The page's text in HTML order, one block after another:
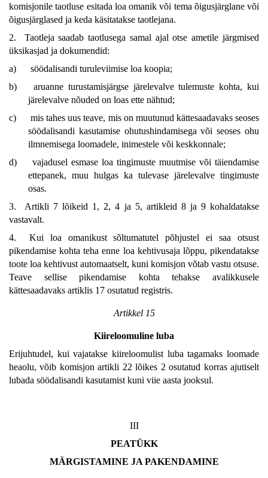
komisjonile taotluse esitada loa omanik või tema õigusjärglane või
õigusjärglased ja keda käsitatakse taotlejana.
2. Taotleja saadab taotlusega samal ajal otse ametile järgmised
üksikasjad ja dokumendid:
a)
söödalisandi turuleviimise loa koopia;
b)
aruanne turustamisjärgse järelevalve tulemuste kohta, kui
järelevalve nõuded on loas ette nähtud;
c)
mis tahes uus teave, mis on muutunud kättesaadavaks seoses
söödalisandi kasutamise ohutushindamisega või seoses ohu
ilmnemisega loomadele, inimestele või keskkonnale;
d)
vajadusel esmase loa tingimuste muutmise või täiendamise
ettepanek, muu hulgas ka tulevase järelevalve tingimuste
osas.
3. Artikli 7 lõikeid 1, 2, 4 ja 5, artikleid 8 ja 9 kohaldatakse
vastavalt.
4. Kui loa omanikust sõltumatutel põhjustel ei saa otsust
pikendamise kohta teha enne loa kehtivusaja lõppu, pikendatakse
toote loa kehtivust automaatselt, kuni komisjon võtab vastu otsuse.
Teave sellise pikendamise kohta tehakse avalikkusele
kättesaadavaks artiklis 17 osutatud registris.
Artikkel 15
Kiireloomuline luba
Erijuhtudel, kui vajatakse kiireloomulist luba tagamaks loomade
heaolu, võib komisjon artikli 22 lõikes 2 osutatud korras ajutiselt
lubada söödalisandi kasutamist kuni viie aasta jooksul.
III
PEATÜKK
MÄRGISTAMINE JA PAKENDAMINE